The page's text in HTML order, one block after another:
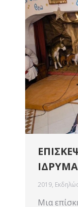
ΙΔΡΥΜΑ
2019,
Μια